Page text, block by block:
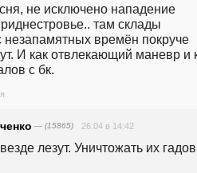
не исключено нападение
там склады
незапамятных времён покруче
И как отвлекающий маневр и
с бк.
— (15865) 26.04 в 14:42
лезут. Уничтожать их гадов